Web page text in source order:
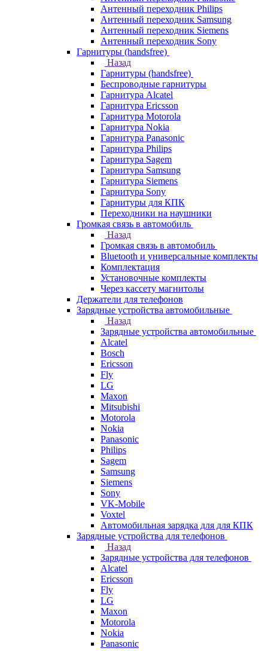
Антенный переходник Philips
Антенный переходник Samsung
Антенный переходник Siemens
Антенный переходник Sony
Гарнитуры (handsfree)
Назад
Гарнитуры (handsfree)
Беспроводные гарнитуры
Гарнитура Alcatel
Гарнитура Ericsson
Гарнитура Motorola
Гарнитура Nokia
Гарнитура Panasonic
Гарнитура Philips
Гарнитура Sagem
Гарнитура Samsung
Гарнитура Siemens
Гарнитура Sony
Гарнитуры для КПК
Переходники на наушники
Громкая связь в автомобиль
Назад
Громкая связь в автомобиль
Bluetooth и универсальные комплекты
Комплектация
Установочные комплекты
Через кассету магнитолы
Держатели для телефонов
Зарядные устройства автомобильные
Назад
Зарядные устройства автомобильные
Alcatel
Bosch
Ericsson
Fly
LG
Maxon
Mitsubishi
Motorola
Nokia
Panasonic
Philips
Sagem
Samsung
Siemens
Sony
VK-Mobile
Voxtel
Автомобильная зарядка для для КПК
Зарядные устройства для телефонов
Назад
Зарядные устройства для телефонов
Alcatel
Ericsson
Fly
LG
Maxon
Motorola
Nokia
Panasonic